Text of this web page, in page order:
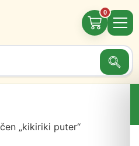
0
„kikiriki puter“